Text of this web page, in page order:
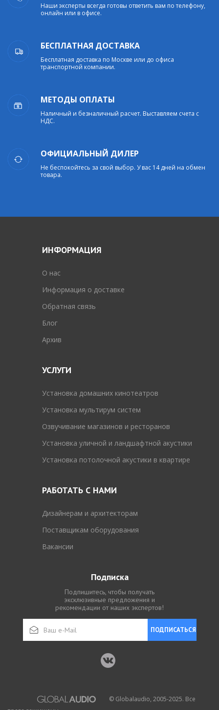
Наши эксперты всегда готовы ответить вам по телефону,
онлайн или в офисе.
БЕСПЛАТНАЯ ДОСТАВКА
Бесплатная доставка по Москве или до офиса
транспортной компании.
МЕТОДЫ ОПЛАТЫ
Наличный и безналичный расчет. Выставляем счета с
НДС.
ОФИЦИАЛЬНЫЙ ДИЛЕР
Не беспокойтесь за свой выбор. У вас 14 дней на обмен
товара.
ИНФОРМАЦИЯ
O нас
Информация о доставке
Обратная связь
Блог
Архив
УСЛУГИ
Установка домашних кинотеатров
Установка мультирум систем
Озвучивание магазинов и ресторанов
Установка уличной и ландшафтной акустики
Установка потолочной акустики в квартире
РАБОТАТЬ С НАМИ
Дизайнерам и архитекторам
Поставщикам оборудования
Вакансии
Подписка
Подпишитесь, чтобы получать
эксклюзивные предложения и
рекомендации от наших экспертов!
ПОДПИСАТЬСЯ
© Globalaudio, 2005-2025. Все